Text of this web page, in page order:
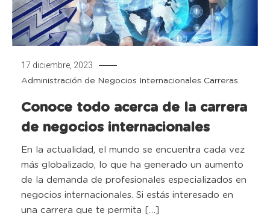
17 diciembre, 2023
Administración de Negocios Internacionales Carreras
Conoce todo acerca de la carrera
de negocios internacionales
En la actualidad, el mundo se encuentra cada vez
más globalizado, lo que ha generado un aumento
de la demanda de profesionales especializados en
negocios internacionales. Si estás interesado en
una carrera que te permita […]